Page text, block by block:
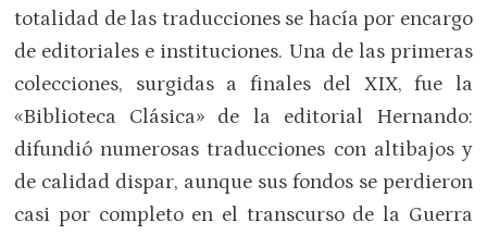
totalidad de las traducciones se hacía por encargo
de editoriales e instituciones. Una de las primeras
colecciones, surgidas a finales del XIX, fue la
«Biblioteca Clásica» de la editorial Hernando:
difundió numerosas traducciones con altibajos y
de calidad dispar, aunque sus fondos se perdieron
casi por completo en el transcurso de la Guerra